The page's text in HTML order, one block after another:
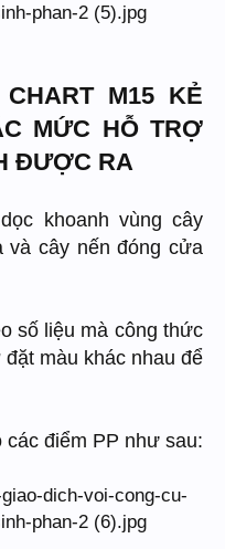
M15 KẺ
MỨC HỖ TRỢ
ĐƯỢC RA
khoanh vùng cây
cây nến đóng cửa
số liệu mà công thức
màu khác nhau để
các điểm PP như sau: